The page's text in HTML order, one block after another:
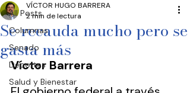
All Posts
Columnas
Senado
Deportes
Salud y Bienestar
Se recauda mucho pero se
gasta más
VÍCTOR HUGO BARRERA
2 min de lectura
Víctor Barrera